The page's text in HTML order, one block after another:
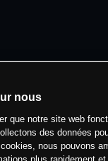
nous
que notre site web
des données
nous pouvons